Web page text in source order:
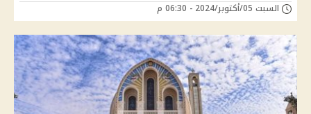
السبت 05/أكتوبر/2024 - 06:30 م